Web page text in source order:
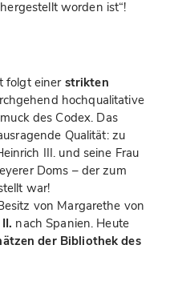
worden ist“!
folgt einer strikten
hochqualitative
des Codex. Das
Qualität: zu
III. und seine Frau
Doms – der zum
war!
von Margarethe von
nach Spanien. Heute
der Bibliothek des